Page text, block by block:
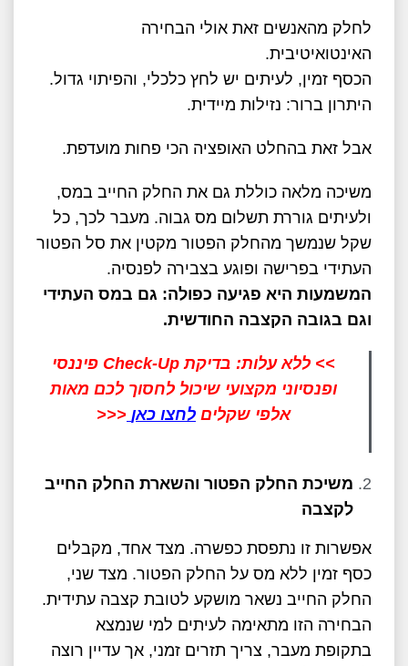
לחלק מהאנשים זאת אולי הבחירה
האינטואיטיבית.
הכסף זמין, לעיתים יש לחץ כלכלי, והפיתוי גדול.
היתרון ברור: נזילות מיידית.
אבל זאת בהחלט האופציה הכי פחות מועדפת.
משיכה מלאה כוללת גם את החלק החייב במס,
ולעיתים גוררת תשלום מס גבוה. מעבר לכך, כל
שקל שנמשך מהחלק הפטור מקטין את סל הפטור
העתידי בפרישה ופוגע בצבירה לפנסיה.
המשמעות היא פגיעה כפולה: גם במס העתידי
וגם בגובה הקצבה החודשית.
>> ללא עלות: בדיקת Check-Up פיננסי
ופנסיוני מקצועי שיכול לחסוך לכם מאות
אלפי שקלים לחצו כאן <<<
משיכת החלק הפטור והשארת החלק החייב
לקצבה
אפשרות זו נתפסת כפשרה. מצד אחד, מקבלים
כסף זמין ללא מס על החלק הפטור. מצד שני,
החלק החייב נשאר מושקע לטובת קצבה עתידית.
הבחירה הזו מתאימה לעיתים למי שנמצא
בתקופת מעבר, צריך תזרים זמני, אך עדיין רוצה